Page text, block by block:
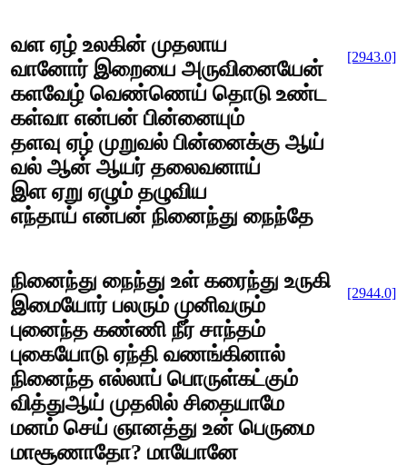
வள ஏழ் உலகின் முதலாய
வானோர் இறையை அருவினையேன்
களவேழ் வெண்ணெய் தொடு உண்ட
கள்வா என்பன் பின்னையும்
தளவு ஏழ் முறுவல் பின்னைக்கு ஆய்
வல் ஆன் ஆயர் தலைவனாய்
இள ஏறு ஏழும் தழுவிய
எந்தாய் என்பன் நினைந்து நைந்தே
[2943.0]
நினைந்து நைந்து உள் கரைந்து உருகி
இமையோர் பலரும் முனிவரும்
புனைந்த கண்ணி நீர் சாந்தம்
புகையோடு ஏந்தி வணங்கினால்
நினைந்த எல்லாப் பொருள்கட்கும்
வித்துஆய் முதலில் சிதையாமே
மனம் செய் ஞானத்து உன் பெருமை
மாசூணாதோ? மாயோனே
[2944.0]